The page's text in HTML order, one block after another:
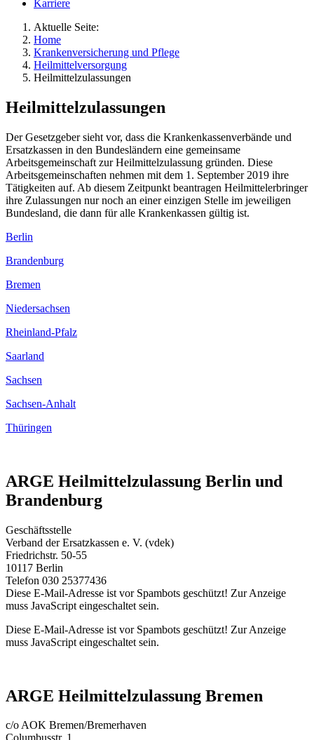
Karriere
Aktuelle Seite:
Home
Krankenversicherung und Pflege
Heilmittelversorgung
Heilmittelzulassungen
Heilmittelzulassungen
Der Gesetzgeber sieht vor, dass die Krankenkassenverbände und
Ersatzkassen in den Bundesländern eine gemeinsame
Arbeitsgemeinschaft zur Heilmittelzulassung gründen. Diese
Arbeitsgemeinschaften nehmen mit dem 1. September 2019 ihre
Tätigkeiten auf. Ab diesem Zeitpunkt beantragen Heilmittelerbringer
ihre Zulassungen nur noch an einer einzigen Stelle im jeweiligen
Bundesland, die dann für alle Krankenkassen gültig ist.
Berlin
Brandenburg
Bremen
Niedersachsen
Rheinland-Pfalz
Saarland
Sachsen
Sachsen-Anhalt
Thüringen
ARGE Heilmittelzulassung Berlin und
Brandenburg
Geschäftsstelle
Verband der Ersatzkassen e. V. (vdek)
Friedrichstr. 50-55
10117 Berlin
Telefon 030 25377436
Diese E-Mail-Adresse ist vor Spambots geschützt! Zur Anzeige
muss JavaScript eingeschaltet sein.
Diese E-Mail-Adresse ist vor Spambots geschützt! Zur Anzeige
muss JavaScript eingeschaltet sein.
ARGE Heilmittelzulassung Bremen
c/o AOK Bremen/Bremerhaven